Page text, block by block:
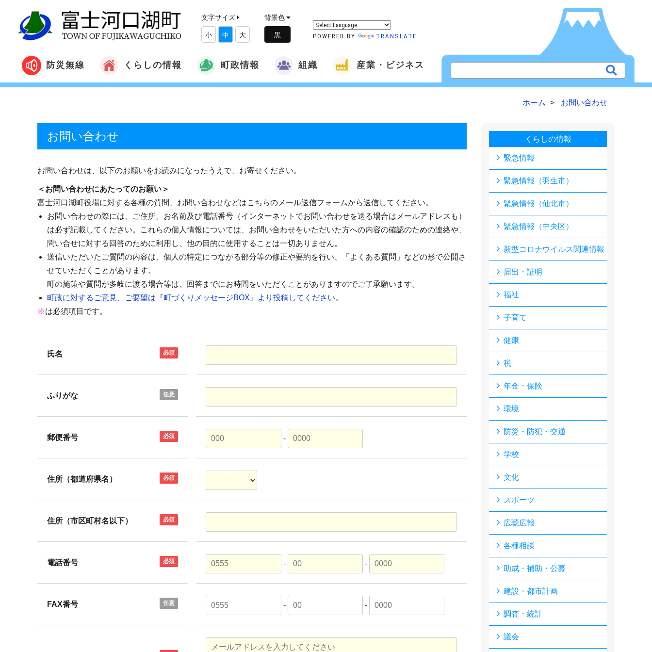
文字サイズ
小 中 大
背景色
POWERED BY TRANSLATE
防災無線 くらしの情報 町政情報 組織 産業・ビジネス
ホーム お問い合わせ
お問い合わせ
お問い合わせは、以下のお願いをお読みになったうえで、お寄せください。
＜お問い合わせにあたってのお願い＞
富士河口湖町役場に対する各種の質問、お問い合わせなどはこちらのメール送信フォームから送信してください。
お問い合わせの際には、ご住所、お名前及び電話番号（インターネットでお問い合わせを送る場合はメールアドレスも）
は必ず記載してください。これらの個人情報については、お問い合わせをいただいた方への内容の確認のための連絡や、
問い合せに対する回答のために利用し、他の目的に使用することは一切ありません。
送信いただいたご質問の内容は、個人の特定につながる部分等の修正や要約を行い、「よくある質問」などの形で公開さ
せていただくことがあります。
町の施策や質問が多岐に渡る場合等は、回答までにお時間をいただくことがありますのでご了承願います。
町政に対するご意見、ご要望は『町づくりメッセージBOX』より投稿してください。
※は必須項目です。
氏名 必須
ふりがな 任意
郵便番号 必須 -
住所（都道府県名） 必須
住所（市区町村名以下） 必須
電話番号 必須 - -
FAX番号 任意 - -
くらしの情報
緊急情報
緊急情報（羽生市）
緊急情報（仙北市）
緊急情報（中央区）
新型コロナウイルス関連情報
届出・証明
福祉
子育て
健康
税
年金・保険
環境
防災・防犯・交通
学校
文化
スポーツ
広聴広報
各種相談
助成・補助・公募
建設・都市計画
調査・統計
議会